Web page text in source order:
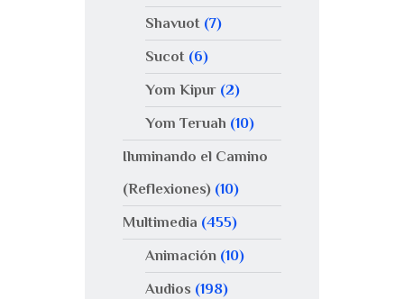
Shavuot(7)
Sucot(6)
Yom Kipur(2)
Yom Teruah (10)
Iluminando el Camino
(Reflexiones) (10)
Multimedia (455)
Animación(10)
Audios (198)